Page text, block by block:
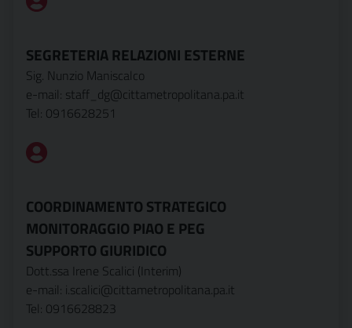
SEGRETERIA RELAZIONI ESTERNE
Sig. Nunzio Maniscalco
e-mail: staff_dg@cittametropolitana.pa.it
Tel: 0916628251
COORDINAMENTO STRATEGICO
MONITORAGGIO PIAO E PEG
SUPPORTO GIURIDICO
Dott.ssa Irene Scalici (Interim)
e-mail: i.scalici@cittametropolitana.pa.it
Tel: 0916628823